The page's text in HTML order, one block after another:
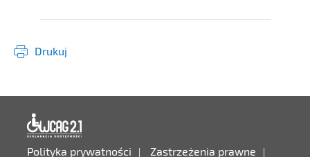
Drukuj
Polityka prywatności Zastrzeżenia prawne